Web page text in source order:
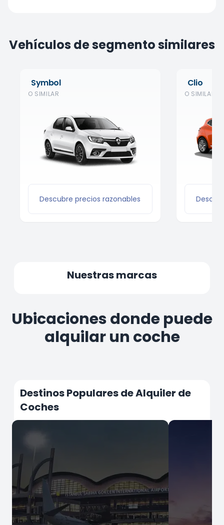
Vehículos de segmento similares
Symbol
O SIMILAR
Descubre precios razonables
Clio
O SIMILAR
Nuestras marcas
Ubicaciones donde puede
alquilar un coche
Destinos Populares de Alquiler de
Coches